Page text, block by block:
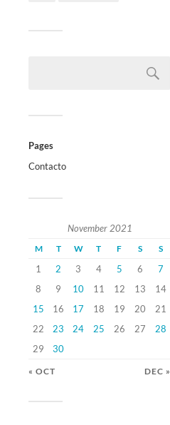
Pages
Contacto
November 2021
M T W T F S S
1 2 3 4 5 6
7
8
9 10 11 12 13
14
15
16 17 18 19 20
21
22
23 24 25 26 27
28
29
30
« OCT DEC »